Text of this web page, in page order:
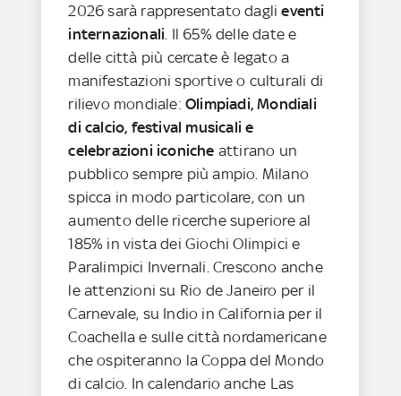
2026 sarà rappresentato daglieventi
internazionali . Il 65% delle date e
delle città più cercate è legato a
manifestazioni sportive o culturali di
rilievo mondiale:Olimpiadi, Mondiali
di calcio, festival musicali e
celebrazioni iconiche attirano un
pubblico sempre più ampio. Milano
spicca in modo particolare, con un
aumento delle ricerche superiore al
185% in vista dei Giochi Olimpici e
Paralimpici Invernali. Crescono anche
le attenzioni su Rio de Janeiro per il
Carnevale, su Indio in California per il
Coachella e sulle città nordamericane
che ospiteranno la Coppa del Mondo
di calcio. In calendario anche Las